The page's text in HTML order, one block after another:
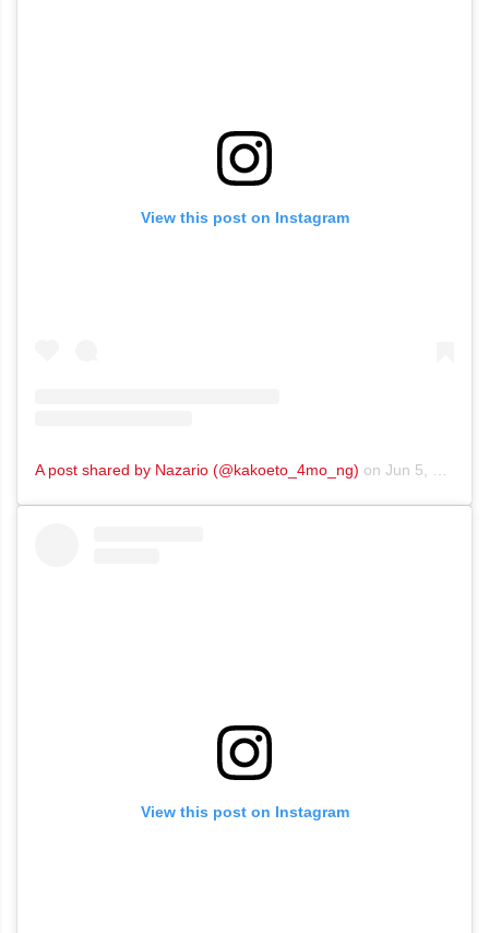
View this post on Instagram
A post shared by Nazario (@kakoeto_4mo_ng) on Jun 5, 2019 at 9:55am PDT
View this post on Instagram